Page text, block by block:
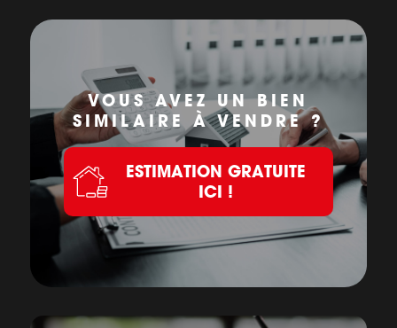
VOUS AVEZ UN BIEN
SIMILAIRE À VENDRE ?
ESTIMATION GRATUITE
ICI !